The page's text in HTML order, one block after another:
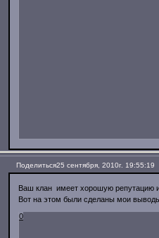
Поделиться25 сентября, 2010г. 19:55:19
Ваш клан имеет хорошую репутацию
Вот на этом были сделаны мои
0